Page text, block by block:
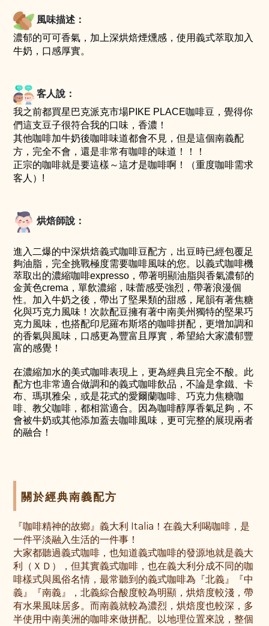
風味描述：
濃郁的可可香氣，加上深烘焙煙燻感，使用義式萃取加入
牛奶，口感厚實。
客人說：
我之前都買星巴克派克市場PIKE PLACE咖啡豆，覺得你
們這支豆子很符合我的口味，香濃！
其他咖啡加牛奶後咖啡味道都會不見，但是這個南義配
方，完全不會，還是非常有咖啡的味道！！！
正宗的咖啡就是要這樣～這才是咖啡啊！（重度咖啡需求
客人） !
烘焙師說：
進入二爆的中深烘焙義式咖啡豆配方，出豆時已經包覆足
夠油脂，完全挑戰極度需要咖啡風味的您。以義式咖啡機
萃取出的濃縮咖啡expresso，帶著明顯油脂與香氣濃郁的
金黃色crema，單飲濃縮，味蕾感受強烈，帶著浪漫個
性。加入牛奶之後，帶出了堅果類的甜感，尾韻有著焦糖
化與巧克力風味！次款配豆擁有著中南美州獨特的堅果巧
克力風味，也搭配印尼羅布斯塔的咖啡拼配，更增加調和
的香氣與風味，口感更為豐富且厚實，希望給大家濃郁豐
富的感覺！
在濃縮加水的美式咖啡表現上，更為經典且完全不酸。此
配方也非常適合做調和的義式咖啡飲品，不論是拿鐵、卡
布、瑪琪雅朵，或是花式的愛爾蘭咖啡、巧克力焦糖咖
啡、教父咖啡，都相當適合。因為咖啡醇厚香氣足夠，不
會被牛奶或其他添加蓋去咖啡風味，更可完整的展現兩者
的融合 ！
關於經典南義配方
『咖啡精神的故鄉』義大利 Italia！在義大利喝咖啡，是
一件平淡融入生活的一件事！
大家都聽過義式咖啡，也知道義式咖啡的發源地就是義大
利（ＸＤ），但其實義式咖啡，也在義大利分成不同的咖
啡樣式與風俗名情，最常聽到的義式咖啡為『北義』『中
義』『南義』，北義綜合酸度較為明顯，烘焙度較淺，帶
有水果風味居多。而南義就較為濃烈，烘焙度也較深，多
半使用中南美洲的咖啡來做拼配。以地理位置來說，整個